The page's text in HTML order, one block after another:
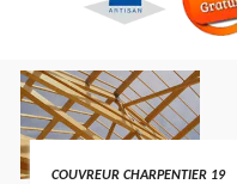
COUVREUR CHARPENTIER 19